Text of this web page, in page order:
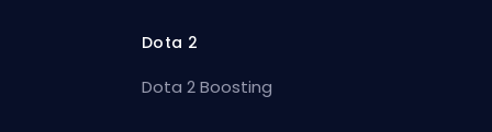
Dota 2
Dota 2 Boosting